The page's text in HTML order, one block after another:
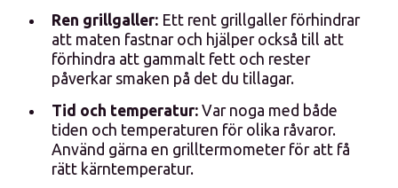
Ren grillgaller: Ett rent grillgaller förhindrar
att maten fastnar och hjälper också till att
förhindra att gammalt fett och rester
påverkar smaken på det du tillagar.
Tid och temperatur: Var noga med både
tiden och temperaturen för olika råvaror.
Använd gärna en grilltermometer för att få
rätt kärntemperatur.